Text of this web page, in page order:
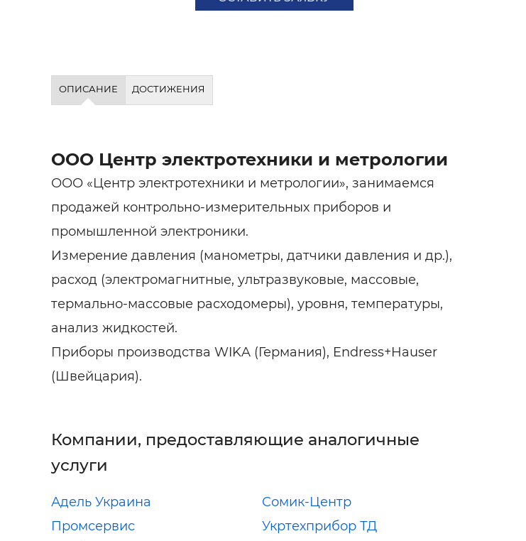
ОПИСАНИЕ ДОСТИЖЕНИЯ
ООО Центр электротехники и метрологии
ООО «Центр электротехники и метрологии», занимаемся
продажей контрольно-измерительных приборов и
промышленной электроники.
Измерение давления (манометры, датчики давления и др.),
расход (электромагнитные, ультразвуковые, массовые,
термально-массовые расходомеры), уровня, температуры,
анализ жидкостей.
Приборы производства WIKA (Германия), Endress+Hauser
(Швейцария).
Компании, предоставляющие аналогичные
услуги
Адель Украина
Сомик-Центр
Промсервис
Укртехприбор ТД